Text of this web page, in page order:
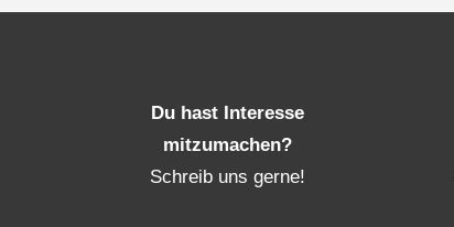
Du hast Interesse
mitzumachen?
Schreib uns gerne!